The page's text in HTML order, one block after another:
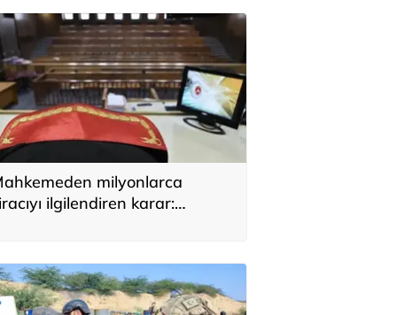
milyonlarca
ilgilendiren karar: